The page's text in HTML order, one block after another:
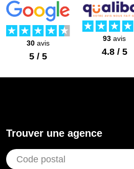
Une mise en peinture
selon la superficie. Le chantier
facilement, même dans un
Prenez contact pour un devis
Saint-Lambert
Rénovation extérieure à
Lambert
Pose de châssis à
Aménagement salle de
Aménagement de
Woluwe-Saint-Lambert
30 avis
5 / 5
93 avis
4.8 / 5
Trouver une agence